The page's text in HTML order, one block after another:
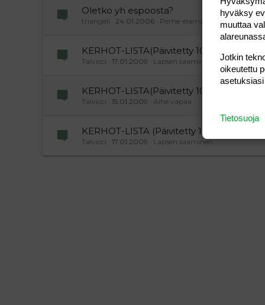
Oletko yh espoosta?
triangeli 24.01.2006 Perhe-elämä
KERHOT-LISTA(Päivitetty 10.10.2009)
Talvicci 17.01.2009 Lapsen saaminen
KERHOT-LISTA(Päivitetty 10.10.2009)
Talvicci 15.01.2009 Aihe vapaa
KERHOT-LISTA (Päivitetty 10.10.2009)
Talvicci 17.01.2009 Lapsen saaminen
hyväksy
muuttaa
Jotkin
oikeutettu
Tietosuoja